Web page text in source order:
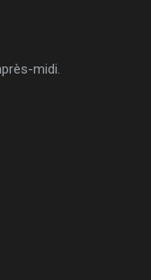
midi.